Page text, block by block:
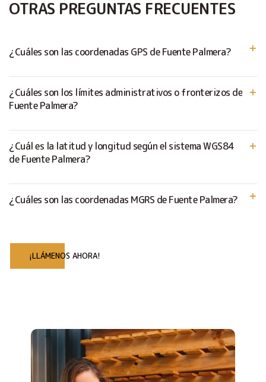
OTRAS PREGUNTAS FRECUENTES
¿Cuáles son las coordenadas GPS de Fuente Palmera?
¿Cuáles son los límites administrativos o fronterizos de
Fuente Palmera?
¿Cuál es la latitud y longitud según el sistema WGS84
de Fuente Palmera?
¿Cuáles son las coordenadas MGRS de Fuente Palmera?
¡LLÁMENOS AHORA!